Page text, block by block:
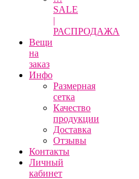
SALE
|
РАСПРОДАЖА
Вещи
на
заказ
Инфо
Размерная
сетка
Качество
продукции
Доставка
Отзывы
Контакты
Личный
кабинет